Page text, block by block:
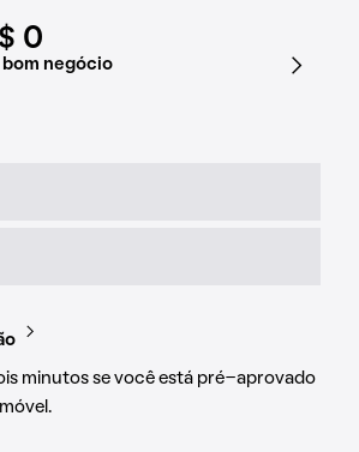
0
bom negócio
minutos se você está pré-aprovado